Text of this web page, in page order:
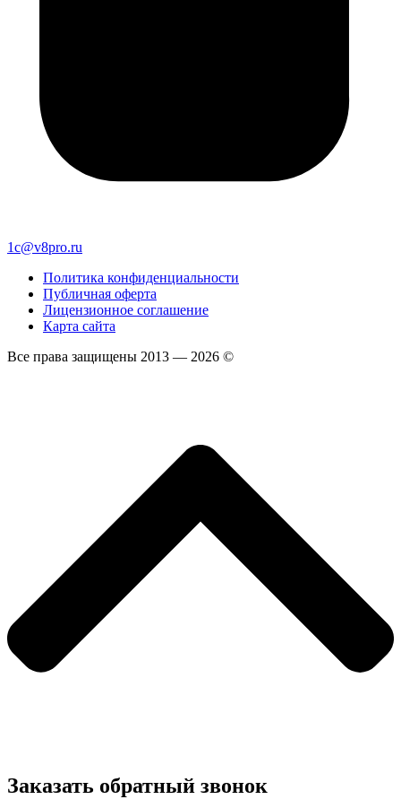
1c@v8pro.ru
Политика конфиденциальности
Публичная оферта
Лицензионное соглашение
Карта сайта
Все права защищены 2013 — 2026 ©
Заказать обратный звонок